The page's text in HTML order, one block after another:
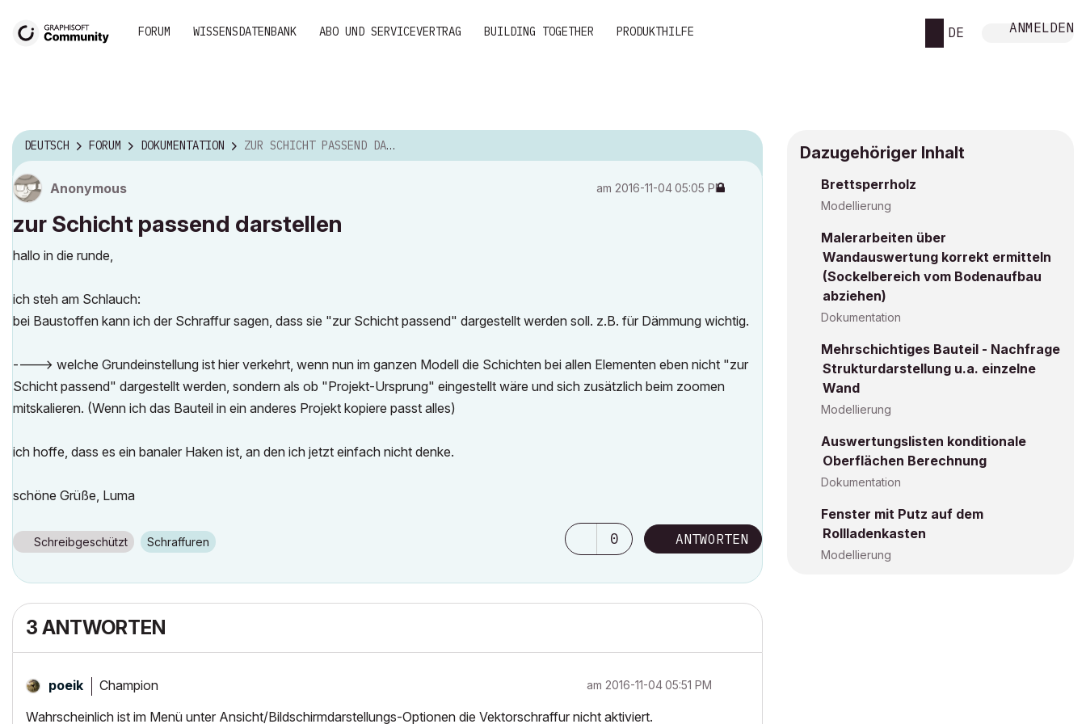
FORUM WISSENSDATENBANK ABO UND SERVICEVERTRAG BUILDING TOGETHER PRODUKTHILFE DE ANMELDEN
DEUTSCH FORUM DOKUMENTATION ZUR SCHICHT PASSEND DARSTELLEN
Anonymous am ‎2016-11-0405:05 PM
zur Schicht passend darstellen
hallo in die runde,
ich steh am Schlauch:
bei Baustoffen kann ich der Schraffur sagen, dass sie "zur Schicht passend" dargestellt werden soll. z.B. für Dämmung wichtig.
----> welche Grundeinstellung ist hier verkehrt, wenn nun im ganzen Modell die Schichten bei allen Elementen eben nicht "zur
Schicht passend" dargestellt werden, sondern als ob "Projekt-Ursprung" eingestellt wäre und sich zusätzlich beim zoomen
mitskalieren. (Wenn ich das Bauteil in ein anderes Projekt kopiere passt alles)
ich hoffe, dass es ein banaler Haken ist, an den ich jetzt einfach nicht denke.
schöne Grüße, Luma
Schreibgeschützt Schraffuren 0 ANTWORTEN
3 ANTWORTEN
poeik Champion am ‎2016-11-0405:51 PM
Wahrscheinlich ist im Menü unter Ansicht/Bildschirmdarstellungs-Optionen die Vektorschraffur nicht aktiviert.
Dazugehöriger Inhalt
Brettsperrholz
Modellierung
Malerarbeiten über
Wandauswertung korrekt ermitteln
(Sockelbereich vom Bodenaufbau
abziehen)
Dokumentation
Mehrschichtiges Bauteil - Nachfrage
Strukturdarstellung u.a. einzelne
Wand
Modellierung
Auswertungslisten konditionale
Oberflächen Berechnung
Dokumentation
Fenster mit Putz auf dem
Rollladenkasten
Modellierung